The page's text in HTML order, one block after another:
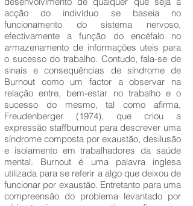
acção do indivíduo se baseia no
funcionamento do sistema nervoso,
efectivamente a função do encéfalo no
armazenamento de informações uteis para
o sucesso do trabalho. Contudo, fala-se de
sinais e consequências de síndrome de
Burnout como um factor a observar na
relação entre, bem-estar no trabalho e o
sucesso do mesmo, tal como afirma,
Freudenberger (1974), que criou a
expressão staffburnout para descrever uma
síndrome composta por exaustão, desilusão
e isolamento em trabalhadores da saúde
mental. Burnout é uma palavra inglesa
utilizada para se referir a algo que deixou de
funcionar por exaustão. Entretanto para uma
compreensão do problema levantado por